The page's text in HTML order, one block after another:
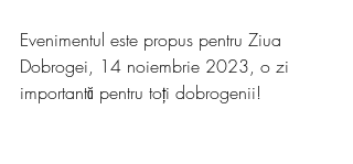
Evenimentul este propus pentru Ziua
Dobrogei, 14 noiembrie 2023, o zi
importantă pentru toți dobrogenii!